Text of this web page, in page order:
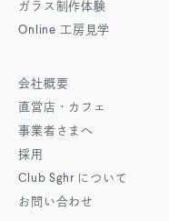
ガラス制作体験
Online 工房見学
会社概要
直営店・カフェ
事業者さまへ
採用
Club Sghr について
お問い合わせ